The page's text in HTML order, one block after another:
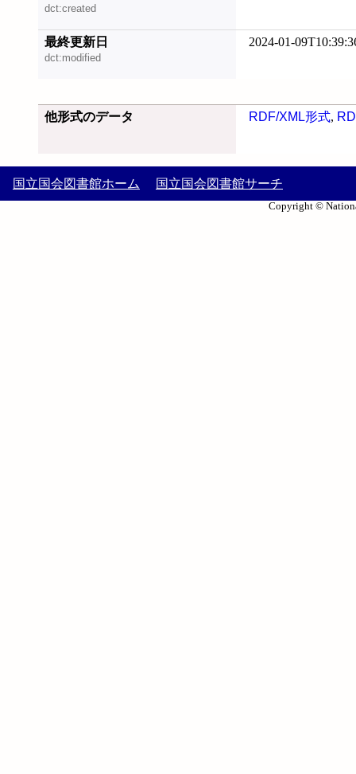
dct:created
最終更新日
dct:modified
2024-01-
他形式のデータ RDF/XML形式,
国立国会図書館ホーム 国立国会図書館サーチ
Copyright ©